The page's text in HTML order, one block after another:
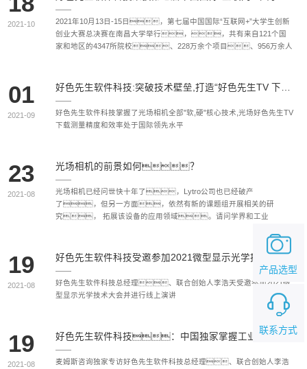
2021-10
2021年10月13日-15日，第七届中国国际“互联网+”大学生创新
创业大赛总决赛在南昌大学举行，，共有来自121个国
家和地区的4347所院校、228万余个项目、956万余人
01
2021-09
好色先生软件科技:突破技术壁垒,打造“好色先生TV 下载慧眼”
好色先生软件科技掌握了光场相机全部"软,硬"核心技术,光场好色先生TV
下载测量精度和效率处于国际领先水平
23
2021-08
光场相机的前景如何？
光场相机已经问世快十年了，Lytro公司也已经破产
了，但另一方面，依然有新的课题组开展相关的研
究， 拓展该设备的应用领域。请问学界和工业
19
2021-08
好色先生软件科技受邀参加2021微型显示光学技术大会
好色先生软件科技总经理、联合创始人李浩天受邀参加2021微
型显示光学技术大会并进行线上演讲
19
2021-08
好色先生软件科技：中国独家掌握工业光场相机全链条核心技术，打造自主可控的机器“好色先生TV 下载慧眼”
麦姆斯咨询独家专访好色先生软件科技总经理、联合创始人李浩
联系方式
产品选型